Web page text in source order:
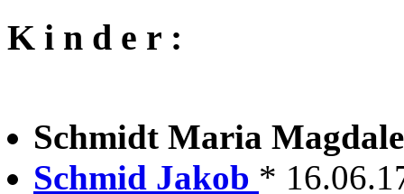
K i n d e r :
Schmidt Maria
Schmid Jakob *